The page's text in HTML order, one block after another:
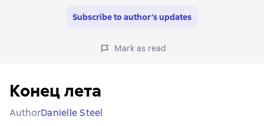
Subscribe to author’s updates
Mark as read
Конец лета
AuthorDanielle Steel